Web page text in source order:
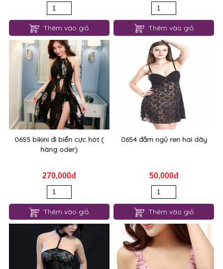
Thêm vào giỏ Thêm vào giỏ
0655 bikini đi biển cực hót (
hàng oder)
270,000đ
Thêm vào giỏ
0654 đầm ngủ ren hai dây
50,000đ
Thêm vào giỏ